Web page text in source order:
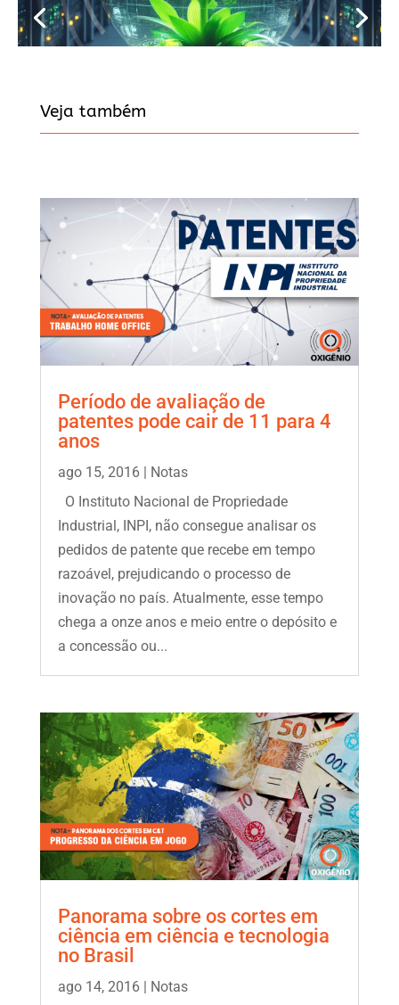
Veja também
Período de avaliação de
patentes pode cair de 11 para 4
anos
ago 15, 2016| Notas
O Instituto Nacional de Propriedade
Industrial, INPI, não consegue analisar os
pedidos de patente que recebe em tempo
razoável, prejudicando o processo de
inovação no país. Atualmente, esse tempo
chega a onze anos e meio entre o depósito e
a concessão ou...
Panorama sobre os cortes em
ciência em ciência e tecnologia
no Brasil
ago 14, 2016| Notas